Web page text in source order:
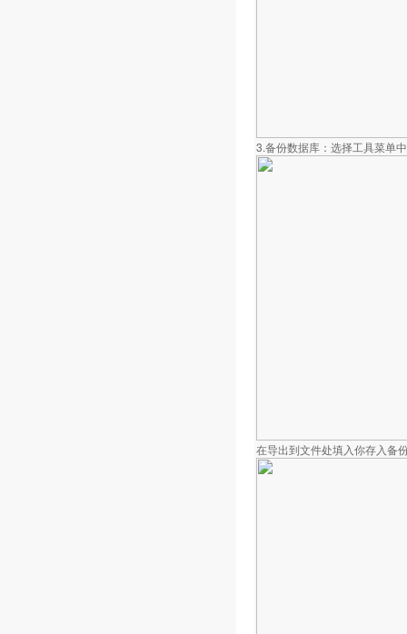
3.备份数据库：选择工具菜单
在导出到文件处填入你存入备